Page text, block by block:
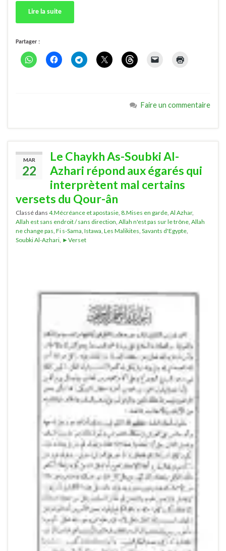
Lire la suite
Partager :
Faire un commentaire
MAR
22
Le Chaykh As-Soubki Al-
Azhari répond aux égarés qui
interprètent mal certains
versets du Qour-ân
Classé dans 4.Mécréance et apostasie 8.Mises en garde Al Azhar,
Allah est sans endroit / sans direction Allah n'est pas sur le trône Allah
ne change pas Fi s-Sama Istawa Les Malikites Savants d'Egypte
Soubki Al-Azhari ►Verset